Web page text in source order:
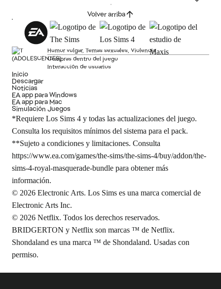
Volver arriba
Humor vulgar, Temas sexuales, Violencia
Compras dentro del juego
Interacción de usuarios
Inicio
Descargar
Noticias
EA app para Windows
EA app para Mac
Simulación Juegos
*Requiere Los Sims 4 y todas las actualizaciones del juego.
Consulta los requisitos mínimos del sistema para el pack.
**Sujeto a condiciones y limitaciones. Consulta
https://www.ea.com/games/the-sims/the-sims-4/buy/addon/the-
sims-4-royal-masquerade-bundle para obtener más
información.
© 2026 Electronic Arts. Los Sims es una marca comercial de
Electronic Arts Inc.
© 2026 Netflix. Todos los derechos reservados.
BRIDGERTON y Netflix son marcas ™ de Netflix.
Shondaland es una marca ™ de Shondaland. Usadas con
permiso.